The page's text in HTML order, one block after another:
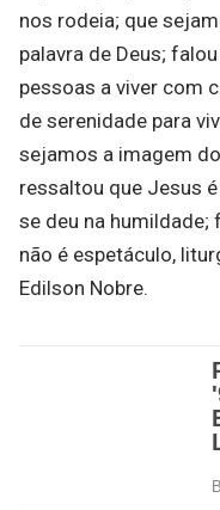
nos rodeia; que
palavra de Deus;
pessoas a viver com
de serenidade para
sejamos a imagem
ressaltou que Jesus
se deu na
não é espetáculo,
Edilson Nobre.